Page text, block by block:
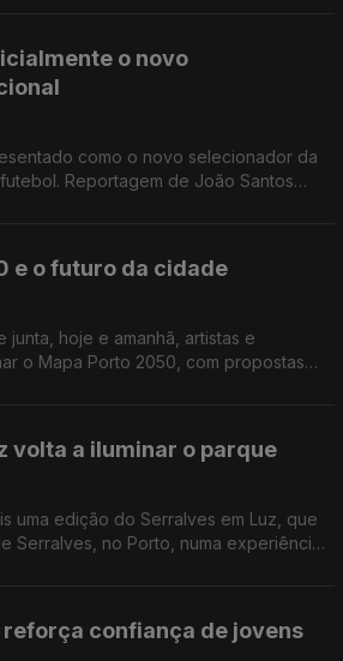
o novo
como o novo selecionador da
Reportagem de João Santos
e o futuro da cidade
junta, hoje e amanhã, artistas e
o Mapa Porto 2050, com propostas
volta a iluminar o parque
uma edição do Serralves em Luz, que
Serralves, no Porto, numa experiência
reforça confiança de jovens